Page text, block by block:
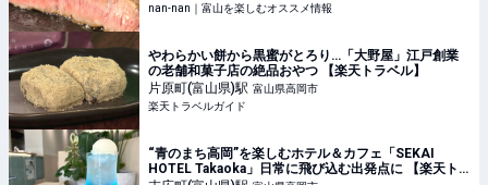
nan-nan｜富山を楽しむオススメ情報
やわらかい餅から黒蜜がとろり…「大野屋」江戸創業
の老舗和菓子店の絶品おやつ 【楽天トラベル】
片原町(富山県)駅 富山県高岡市
楽天トラベルガイド
“青のまち高岡”を楽しむホテル＆カフェ「SEKAI
HOTEL Takaoka」日常に飛び込む出発点に 【楽天ト